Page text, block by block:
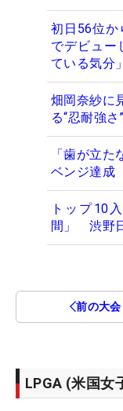
初日56位
でデビュー
ている気分
畑岡奈紗に
る“忍耐強
「歯が立
ベンジ達成
トップ10
間」 渋野
前の大会
LPGA (米国女